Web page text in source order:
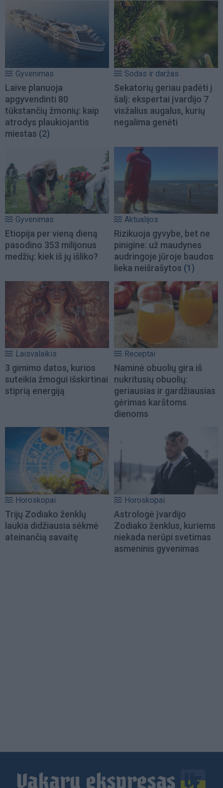
Gyvenimas
Laive planuoja
apgyvendinti 80
tūkstančių žmonių: kaip
atrodys plaukiojantis
miestas (2)
Sodas ir daržas
Sekatorių geriau padėti į
šalį: ekspertai įvardijo 7
visžalius augalus, kurių
negalima genėti
Gyvenimas
Etiopija per vieną dieną
pasodino 353 milijonus
medžių: kiek iš jų išliko?
Aktualijos
Rizikuoja gyvybe, bet ne
pinigine: už maudynes
audringoje jūroje baudos
lieka neišrašytos (1)
Laisvalaikis
3 gimimo datos, kurios
suteikia žmogui išskirtinai
stiprią energiją
Receptai
Naminė obuolių gira iš
nukritusių obuolių:
geriausias ir gardžiausias
gėrimas karštoms
dienoms
Horoskopai
Trijų Zodiako ženklų
laukia didžiausia sėkmė
ateinančią savaitę
Horoskopai
Astrologė įvardijo
Zodiako ženklus, kuriems
niekada nerūpi svetimas
asmeninis gyvenimas